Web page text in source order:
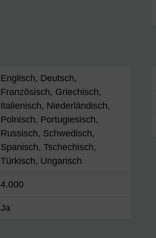
Englisch, Deutsch,
Französisch, Griechisch,
Italienisch, Niederländisch,
Polnisch, Portugiesisch,
Russisch, Schwedisch,
Spanisch, Tschechisch,
Türkisch, Ungarisch
4.000
Ja